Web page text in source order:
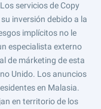
servicios de Copy
inversión debido a la
implícitos no le
especialista externo
de márketing de esta
Unido. Los anuncios
en Malasia.
en territorio de los